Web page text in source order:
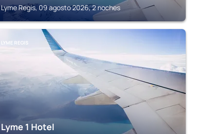
Lyme Regis, 09 agosto 2026, 2 noches
LYME REGIS
Lyme 1 Hotel